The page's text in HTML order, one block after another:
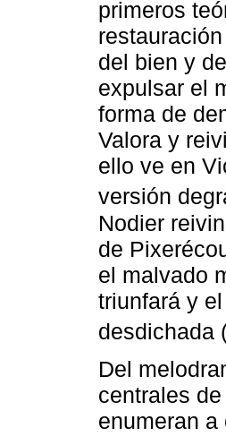
primeros
del bien y
expulsar el
forma de
Valora y
ello ve en
versión
Nodier
de
el malvado
triunfará y
desdichada
Del
centrales
enumeran a